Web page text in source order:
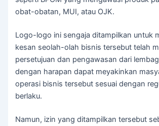
obat-obatan, MUI, atau OJK.
Logo-logo ini sengaja ditampilkan untuk
kesan seolah-olah bisnis tersebut telah
persetujuan dan pengawasan dari
dengan harapan dapat meyakinkan
operasi bisnis tersebut sesuai dengan
berlaku.
Namun, izin yang ditampilkan tersebut